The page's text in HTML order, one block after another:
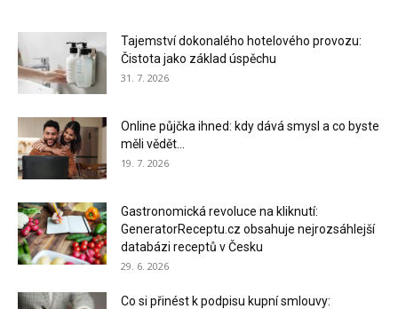
Tajemství dokonalého hotelového provozu:
Čistota jako základ úspěchu
31. 7. 2026
Online půjčka ihned: kdy dává smysl a co byste
měli vědět...
19. 7. 2026
Gastronomická revoluce na kliknutí:
GeneratorReceptu.cz obsahuje nejrozsáhlejší
databázi receptů v Česku
29. 6. 2026
Co si přinést k podpisu kupní smlouvy: